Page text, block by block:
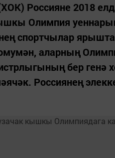
Россияне 2018
Олимпия
спортчылар
аларның
бер генә
Россиянең